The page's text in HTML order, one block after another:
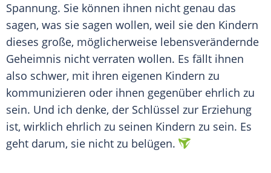
Spannung. Sie können ihnen nicht genau das
sagen, was sie sagen wollen, weil sie den Kindern
dieses große, möglicherweise lebensverändernde
Geheimnis nicht verraten wollen. Es fällt ihnen
also schwer, mit ihren eigenen Kindern zu
kommunizieren oder ihnen gegenüber ehrlich zu
sein. Und ich denke, der Schlüssel zur Erziehung
ist, wirklich ehrlich zu seinen Kindern zu sein. Es
geht darum, sie nicht zu belügen.